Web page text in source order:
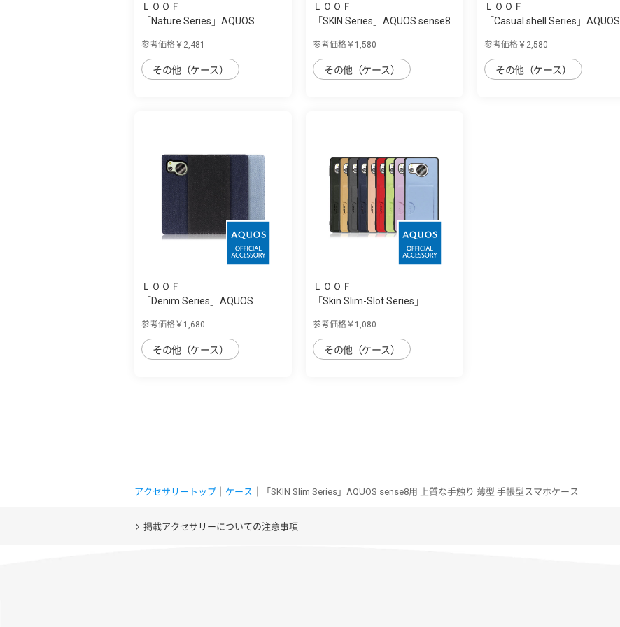
ＬＯＯＦ
「Nature Series」AQUOS
参考価格￥2,481
その他（ケース）
ＬＯＯＦ
「SKIN Series」AQUOS sense8
参考価格￥1,580
その他（ケース）
ＬＯＯＦ
「Casual shell Series」AQUOS
参考価格￥2,580
その他（ケース）
ＬＯＯＦ
「Denim Series」AQUOS
参考価格￥1,680
その他（ケース）
ＬＯＯＦ
「Skin Slim-Slot Series」
参考価格￥1,080
その他（ケース）
アクセサリートップ ケース ｜「SKIN Slim Series」AQUOS sense8用 上質な手触り 薄型 手帳型スマホケース
掲載アクセサリーについての注意事項